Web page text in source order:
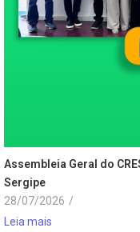
Assembleia Geral do
Sergipe
28/07/2026 /
Leia mais